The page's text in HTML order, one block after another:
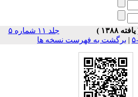
جلد ۱۱ شماره ۵
|برگشت به فهرست نسخه ها